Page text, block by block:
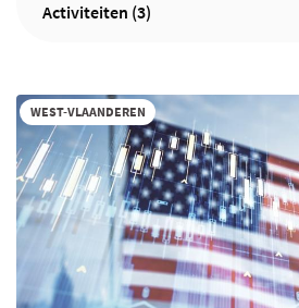
Activiteiten (3)
WEST-VLAANDEREN